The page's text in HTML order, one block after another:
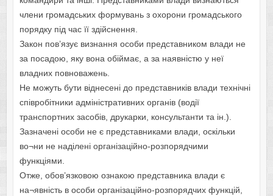
члени громадських формувань з охорони громадського
порядку під час її здійснення.
Закон пов’язує визнання особи представником влади не
за посадою, яку вона обіймає, а за наявністю у неї
владних повноважень.
Не можуть бути віднесені до представників влади технічні
співробітники адміністративних органів (водії
транспортних засобів, друкарки, консультанти та ін.).
Зазначені особи не є представниками влади, оскільки
во¬ни не наділені організаційно-розпорядчими
функціями.
Отже, обов’язковою ознакою представника влади є
на¬явність в особи організаційно-розпорядчих функцій,